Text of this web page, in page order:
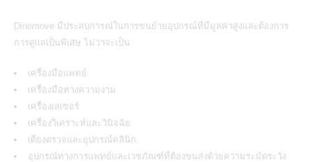
Dinomove มีประสบการณ์ในการขนย้ายอุปกรณ์ที่มีมูลค่าสูงและต้องการ
การดูแลเป็นพิเศษ ไม่ว่าจะเป็น
เครื่องมือแพทย์
เครื่องมือทางความงาม
เครื่องเลเซอร์
เครื่องวิเคราะห์และวินิจฉัย
เตียงตรวจและอุปกรณ์คลินิก
อุปกรณ์ทางการแพทย์และเวชภัณฑ์ที่ต้องขนส่งด้วยความระมัดระวัง